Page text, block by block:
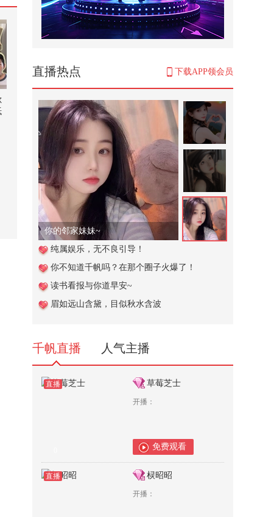
@...
1,155
鲁米和米拉虚假的善心#动画
【一键解锁潮生活】欢迎收看高精
力人群看赛文婷演唱会的vlog｜两
天...
38,818
【刘珈彤｜声乐小课堂】下期来啦
～#来关注流追追追个年 #新春互
动...
823
#快成长计划 #影画演绎未来之星
刚好路过，看到这个小女孩也太调
皮...
531
#2026春季搜狐视频播主大会 上，
~...
200
萌娃日常趣味生活合集
直播热点 下载APP领会员
你的邻家妹妹~
纯属娱乐，无不良引导！
你不知道千帆吗？在那个圈子火爆了！
读书看报与你道早安~
眉如远山含黛，目似秋水含波
千帆直播 人气主播
直播 草莓芝士
开播：
免费观看
直播 棂昭昭
开播：